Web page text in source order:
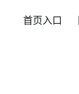
首页入口